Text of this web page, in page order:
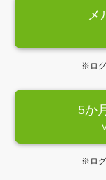
メ
※ログ
5か
※ログ